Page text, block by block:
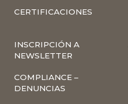
CERTIFICACIONES
INSCRIPCIÓN A
NEWSLETTER
COMPLIANCE –
DENUNCIAS